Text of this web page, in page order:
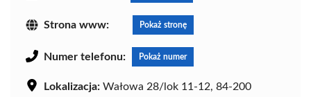
Strona www: Pokaż stronę
Numer telefonu: Pokaż numer
Lokalizacja: Wałowa 28/lok 11-12, 84-200